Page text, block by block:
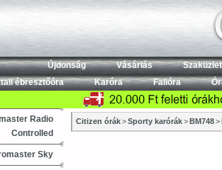
Újdonság Vásárlás
ébresztőóra
Karóra Falióra
Radio
Controlled
Sky
Citizen órák > Sporty karórák > BM748 >